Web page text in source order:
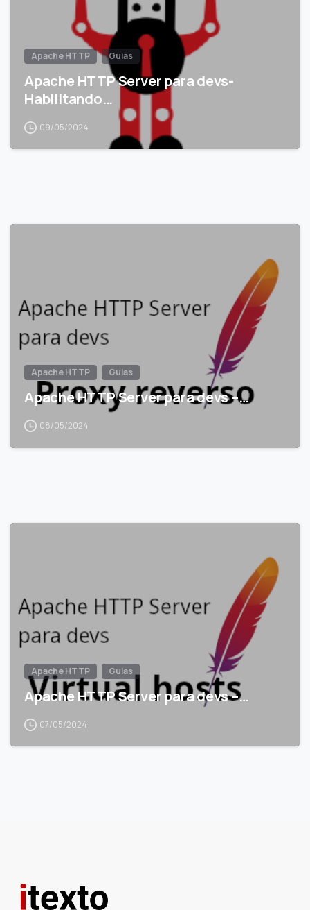
Apache HTTP Guias
Apache HTTP Server para devs-
Habilitando…
09/05/2024
Apache HTTP Guias
Apache HTTP Server para devs –…
08/05/2024
Apache HTTP Guias
Apache HTTP Server para devs –…
07/05/2024